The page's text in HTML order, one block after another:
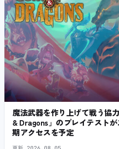
魔法武器を作り上げて戦う協
& Dragons」のプレイテスト
期アクセスを予定